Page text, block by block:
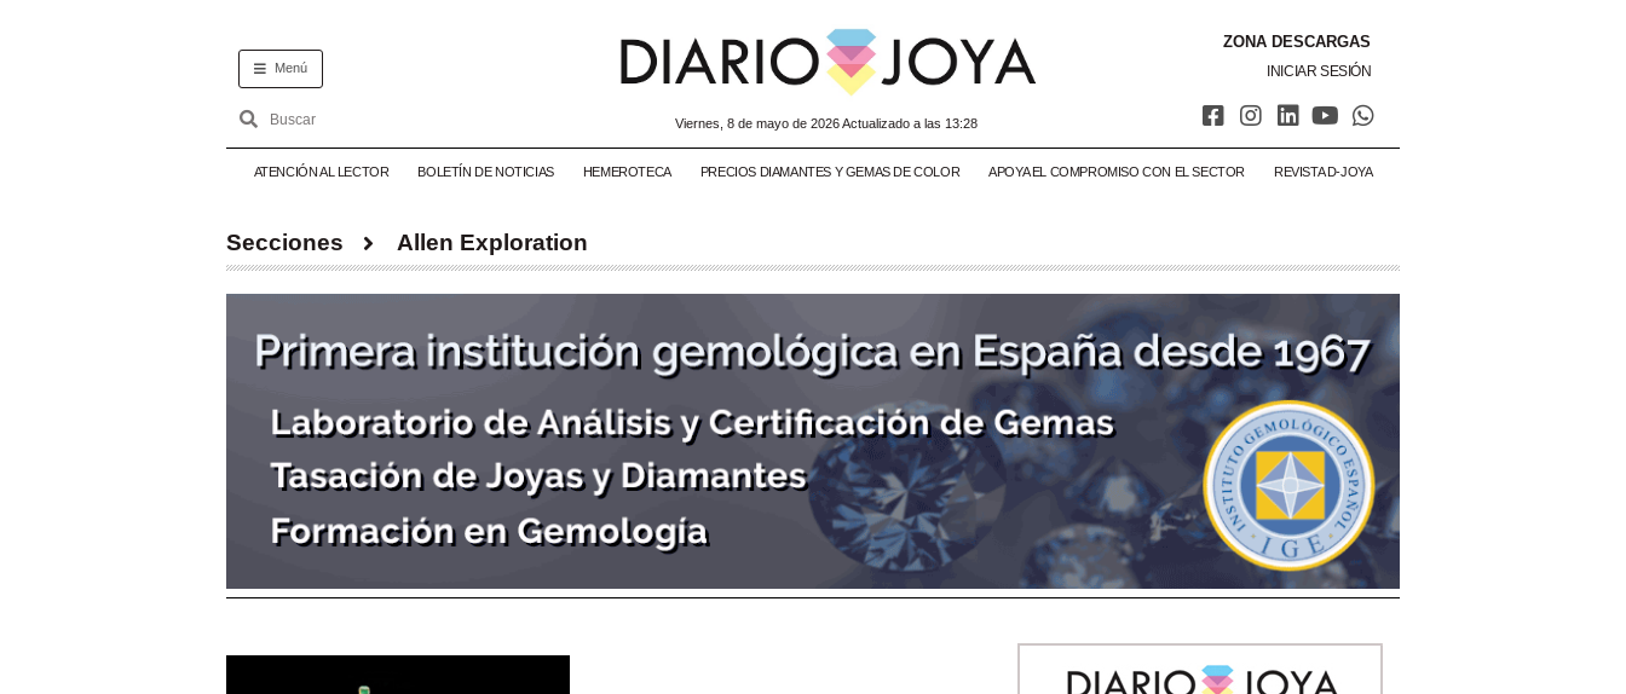
Menú
viernes, 8 de mayo de 2026 Actualizado a las 13:28
ZONA DESCARGAS
INICIAR SESIÓN
ATENCIÓN AL LECTOR BOLETÍN DE NOTICIAS HEMEROTECA PRECIOS DIAMANTES Y GEMAS DE COLOR APOYA EL COMPROMISO CON EL SECTOR REVISTA D-JOYA
Secciones Allen Exploration